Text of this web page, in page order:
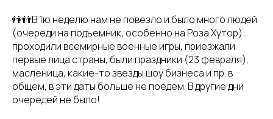
👫👬В 1ю неделю нам не повезло и было много людей
(очереди на подъемник, особенно на Роза Хутор):
проходили всемирные военные игры, приезжали
первые лица страны, были праздники (23 февраля),
масленица, какие-то звезды шоу бизнеса и пр. в
общем, в эти даты больше не поедем. В другие дни
очередей не было!